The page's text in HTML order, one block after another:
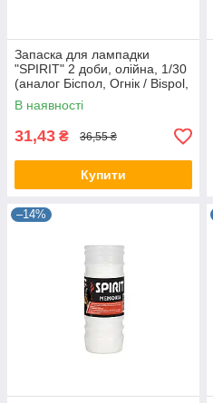
Запаска для лампадки
"SPIRIT" 2 доби, олійна, 1/30
(аналог Біспол, Огнік / Bispol,
Ognik)
В наявності
31,43 ₴ 36,55 ₴
Купити
–14%